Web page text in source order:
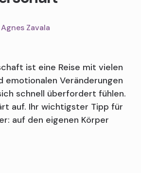
Agnes Zavala
ist eine Reise mit vielen
emotionalen Veränderungen
schnell überfordert fühlen.
auf. Ihr wichtigster Tipp für
auf den eigenen Körper